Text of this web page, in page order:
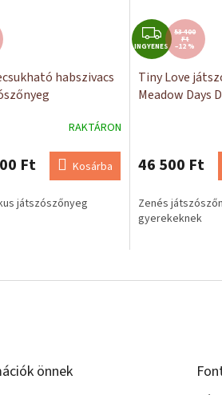
habszivacs
RAKTÁRON
Ft Kosárba
játszószőnyeg
I
N
G
Y
S
INGYENES
53 400
Ft
–12 %
Tiny Love
Meadow Days
46 500 Ft
Zenés
gyerekeknek
önnek